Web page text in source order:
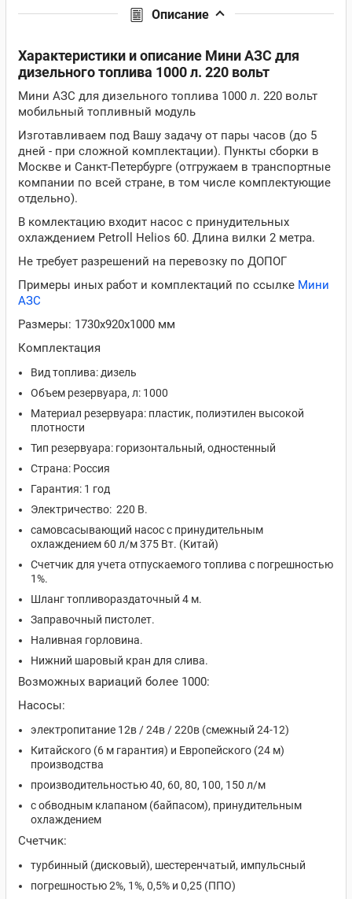
Описание
Характеристики и описание Мини АЗС для
дизельного топлива 1000 л. 220 вольт
Мини АЗС для дизельного топлива 1000 л. 220 вольт
мобильный топливный модуль
Изготавливаем под Вашу задачу от пары часов (до 5
дней - при сложной комплектации). Пункты сборки в
Москве и Санкт-Петербурге (отгружаем в транспортные
компании по всей стране, в том числе комплектующие
отдельно).
В комлектацию входит насос с принудительных
охлаждением Petroll Helios 60. Длина вилки 2 метра.
Не требует разрешений на перевозку по ДОПОГ
Примеры иных работ и комплектаций по ссылке Мини
АЗС
Размеры: 1730х920х1000 мм
Комплектация
Вид топлива: дизель
Объем резервуара, л: 1000
Материал резервуара: пластик, полиэтилен высокой
плотности
Тип резервуара: горизонтальный, одностенный
Страна: Россия
Гарантия: 1 год
Электричество: 220 В.
самовсасывающий насос с принудительным
охлаждением 60 л/м 375 Вт. (Китай)
Счетчик для учета отпускаемого топлива с погрешностью
1%.
Шланг топливораздаточный 4 м.
Заправочный пистолет.
Наливная горловина.
Нижний шаровый кран для слива.
Возможных вариаций более 1000:
Насосы:
электропитание 12в / 24в / 220в (смежный 24-12)
Китайского (6 м гарантия) и Европейского (24 м)
производства
производительностью 40, 60, 80, 100, 150 л/м
с обводным клапаном (байпасом), принудительным
охлаждением
Счетчик:
турбинный (дисковый), шестеренчатый, импульсный
погрешностью 2%, 1%, 0,5% и 0,25 (ППО)